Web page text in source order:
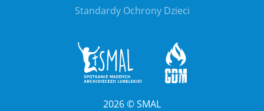
Standardy Ochrony Dzieci
2026©SMAL